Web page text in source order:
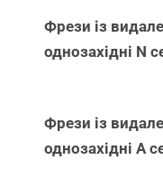
Фрези із
однозахідні N
Фрези із
однозахідні А